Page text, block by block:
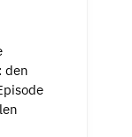
den